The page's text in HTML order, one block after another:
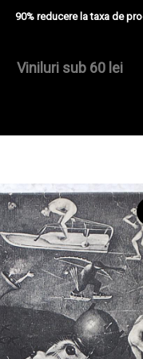
90% reducere la taxa de
Viniluri sub 60 lei